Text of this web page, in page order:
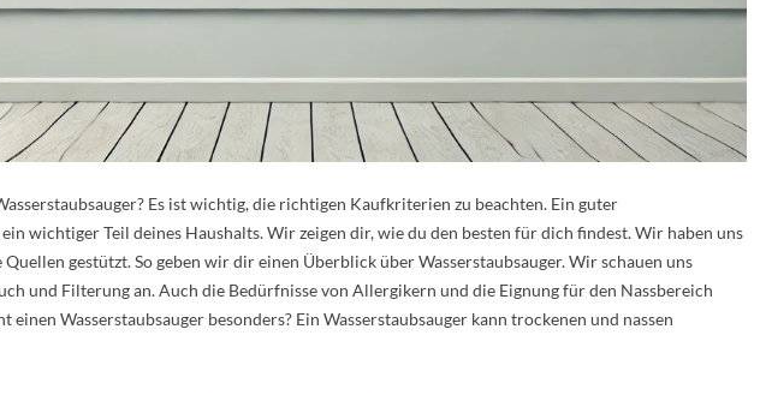
Es ist wichtig, die richtigen Kaufkriterien zu beachten. Ein guter
wichtiger Teil deines Haushalts. Wir zeigen dir, wie du den besten für dich findest. Wir haben uns
gestützt. So geben wir dir einen Überblick über Wasserstaubsauger. Wir schauen uns
und Filterung an. Auch die Bedürfnisse von Allergikern und die Eignung für den Nassbereich
einen Wasserstaubsauger besonders? Ein Wasserstaubsauger kann trockenen und nassen